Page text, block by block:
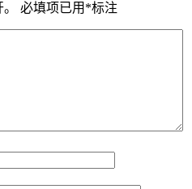
必填项已用 *标注